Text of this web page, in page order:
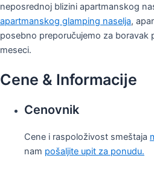
neposrednoj blizini apartmanskog
apartmanskog glamping naselja,
posebno preporučujemo za boravak
meseci.
Cene & Informacije
Cenovnik
Cene i raspoloživost smeštaja
nam pošaljite upit za ponudu.